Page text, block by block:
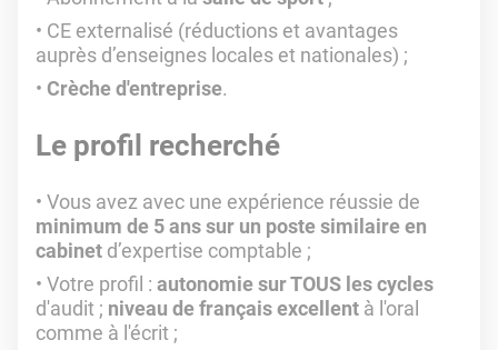
CE externalisé (réductions et avantages
auprès d’enseignes locales et nationales) ;
Crèche d'entreprise.
Le profil recherché
Vous avez avec une expérience réussie de
minimum de 5 ans sur un poste similaire en
cabinet d’expertise comptable ;
Votre profil : autonomie sur TOUS les cycles
d'audit ; niveau de français excellent à l'oral
comme à l'écrit ;